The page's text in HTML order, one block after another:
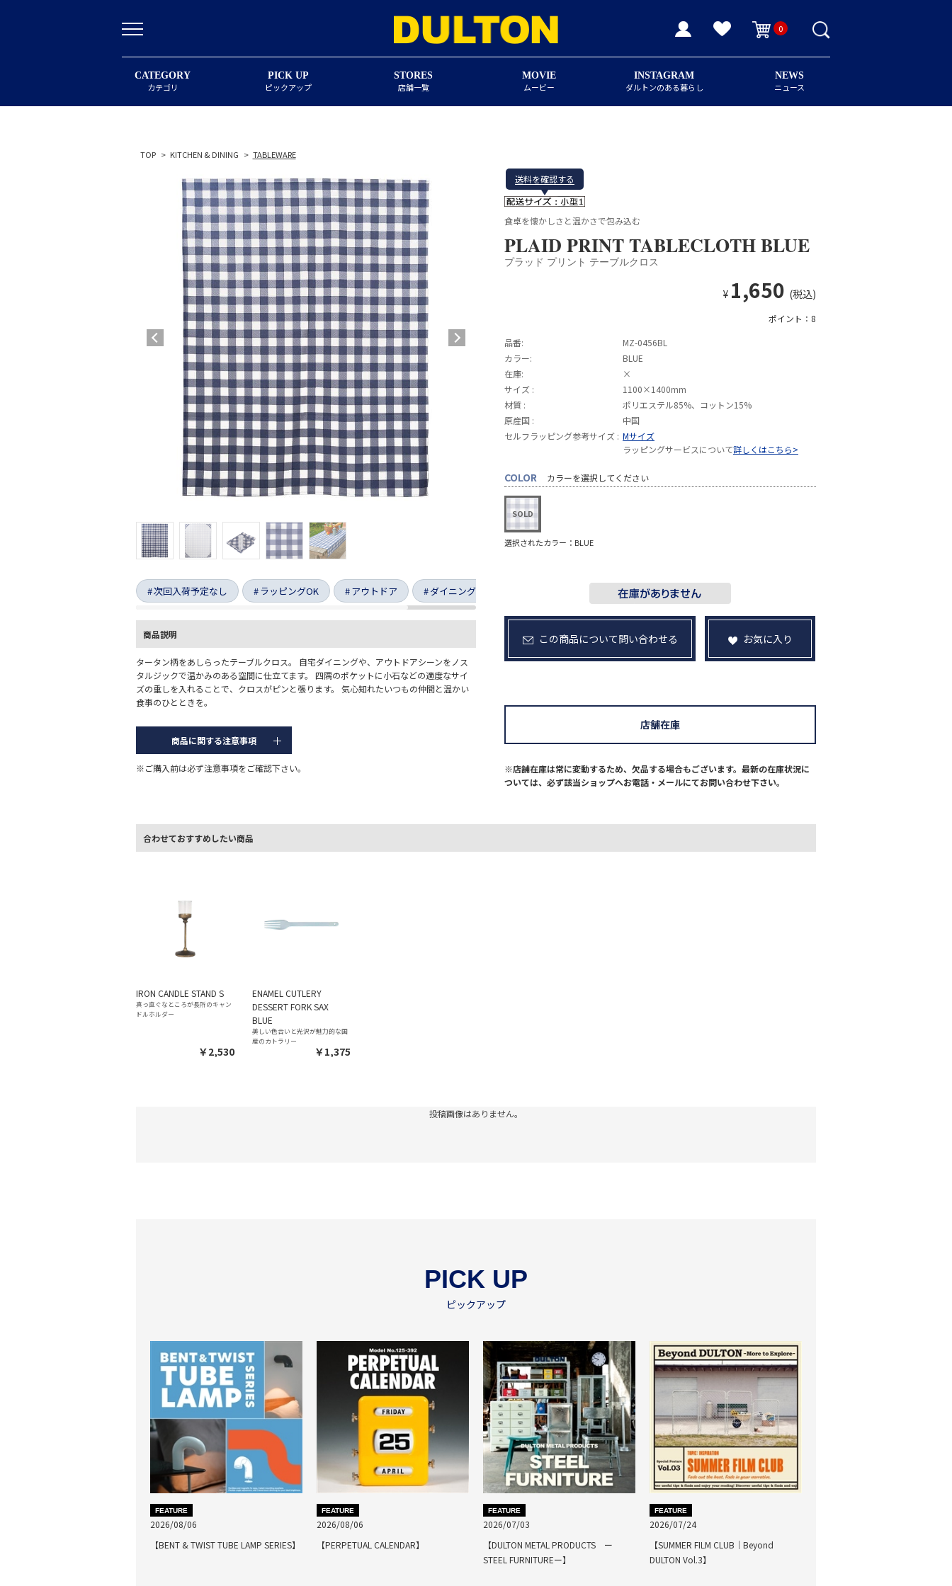
0
CATEGORY
カテゴリ
PICK UP
ピックアップ
STORES
店舗一覧
MOVIE
ムービー
INSTAGRAM
ダルトンのある暮らし
NEWS
ニュース
TOP > KITCHEN & DINING > TABLEWARE
次回入荷予定なし ラッピングOK アウトドア ダイニング
商品説明
タータン柄をあしらったテーブルクロス。 自宅ダイニングや、アウトドアシーンをノス
タルジックで温かみのある空間に仕立てます。 四隅のポケットに小石などの適度なサイ
ズの重しを入れることで、クロスがピンと張ります。 気心知れたいつもの仲間と温かい
食事のひとときを。
商品に関する注意事項
※ご購入前は必ず注意事項をご確認下さい。
送料を確認する
食卓を懐かしさと温かさで包み込む
PLAID PRINT TABLECLOTH BLUE
プラッド プリント テーブルクロス
¥ 1,650 (税込)
ポイント：8
品番:
MZ-0456BL
カラー:
BLUE
在庫:
×
サイズ :
1100×1400mm
材質 :
ポリエステル85%、コットン15%
原産国 :
中国
セルフラッピング参考サイズ : Mサイズ
ラッピングサービスについて詳しくはこちら>
COLOR カラーを選択してください
選択されたカラー：BLUE
この商品について問い合わせる お気に入り
※店舗在庫は常に変動するため、欠品する場合もございます。最新の在庫状況に
ついては、必ず該当ショップへお電話・メールにてお問い合わせ下さい。
店舗在庫
合わせておすすめしたい商品
IRON CANDLE STAND S
真っ直ぐなところが長所のキャン
ドルホルダー
￥2,530
ENAMEL CUTLERY
DESSERT FORK SAX
BLUE
美しい色合いと光沢が魅力的な国
産のカトラリー
￥1,375
投稿画像はありません。
PICK UP
ピックアップ
FEATURE
2026/08/06
【BENT & TWIST TUBE LAMP SERIES】
FEATURE
2026/08/06
【PERPETUAL CALENDAR】
FEATURE
2026/07/03
【DULTON METAL PRODUCTS ー
STEEL FURNITUREー】
FEATURE
2026/07/24
【SUMMER FILM CLUB｜Beyond
DULTON Vol.3】